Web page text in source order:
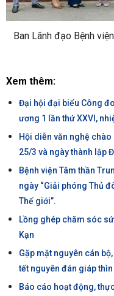
Ban Lãnh đạo Bệnh
Xem thêm:
Đại hội đại biểu Công
ương 1 lần thứ XXVI,
Hội diễn văn nghệ
25/3 và ngày thành lập
Bệnh viện Tâm thần
ngày “Giải phóng Thủ
Thế giới”.
Lồng ghép chăm sóc
Kạn
Gặp mặt nguyên cán
tết nguyên đán giáp thìn
Báo cáo hoạt động,